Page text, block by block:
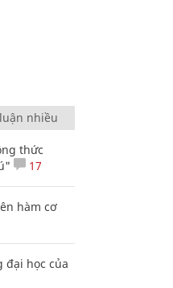
nhiều
thức
17
hàm cơ
đại học của